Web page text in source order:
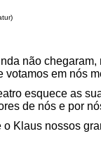
não
em nós
esquece as
de nós e por
Klaus nossos